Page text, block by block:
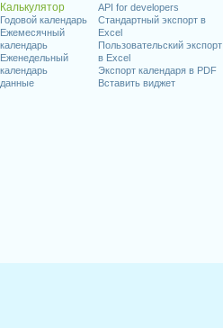
Калькулятор
Годовой календарь
Ежемесячный
календарь
Еженедельный
календарь
данные
API for developers
Стандартный экспорт в
Excel
Пользовательский экспорт
в Excel
Экспорт календаря в PDF
Вставить виджет